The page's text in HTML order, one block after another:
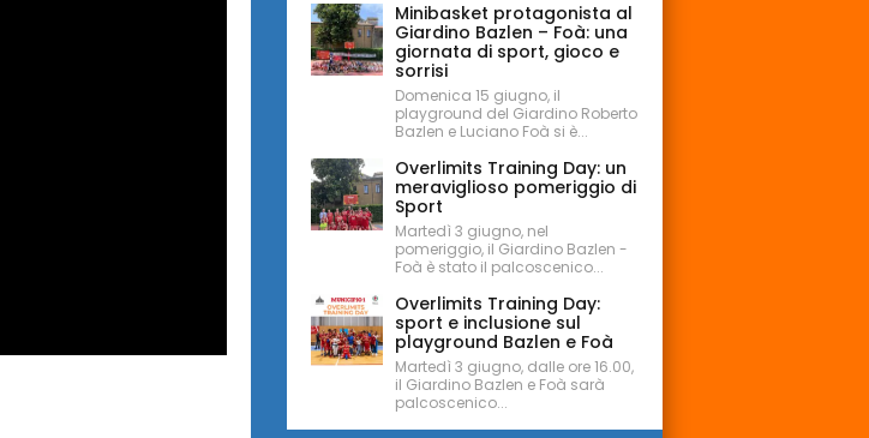
Minibasket protagonista al
Giardino Bazlen – Foà: una
giornata di sport, gioco e
sorrisi
Domenica 15 giugno, il
playground del Giardino Roberto
Bazlen e Luciano Foà si è...
Overlimits Training Day: un
meraviglioso pomeriggio di
Sport
Martedì 3 giugno, nel
pomeriggio, il Giardino Bazlen -
Foà è stato il palcoscenico...
Overlimits Training Day:
sport e inclusione sul
playground Bazlen e Foà
Martedì 3 giugno, dalle ore 16.00,
il Giardino Bazlen e Foà sarà
palcoscenico...